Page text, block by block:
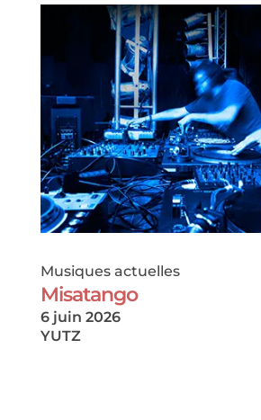
Musiques actuelles
Misatango
6 juin 2026
YUTZ